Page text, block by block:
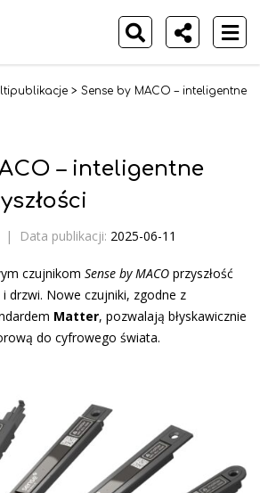
> Sense by MACO – inteligentne
– inteligentne
| Data publikacji: 2025-06-11
czujnikom Sense by MACO przyszłość
drzwi. Nowe czujniki, zgodne z
Matter, pozwalają błyskawicznie
do cyfrowego świata.